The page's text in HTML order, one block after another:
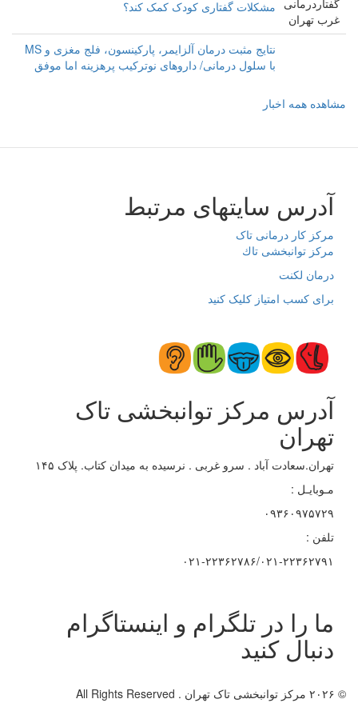
مشکلات گفتاری کودک کمک کند؟
نتایج مثبت درمان آلزایمر، پارکینسون، فلج مغزی و MS
با سلول درمانی/ داروهای نوترکیب پرهزینه اما موفق‌‌
مشاهده همه اخبار
آدرس سایتهای مرتبط
مرکز کار درمانی تاک
مرکز توانبخشی تاك
درمان لکنت
برای کسب امتیاز کلیک کنید
آدرس مرکز توانبخشی تاک
تهران
تهران.سعادت آباد . سرو غربی . نرسیده به میدان کتاب. پلاک ۱۴۵
مـوبایـل :
۰۹۳۶۰۹۷۵۷۲۹
تلفن :
۰۲۱-۲۲۳۶۲۷۸۶/۰۲۱-۲۲۳۶۲۷۹۱
ما را در تلگرام و اینستاگرام
دنبال کنید
© ۲۰۲۶ مرکز توانبخشی تاک تهران . All Rights Reserved